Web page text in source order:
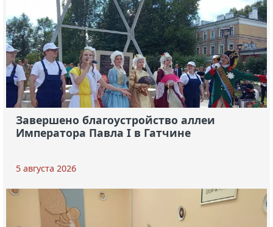
Завершено благоустройство аллеи
Императора Павла I в Гатчине
5 августа 2026